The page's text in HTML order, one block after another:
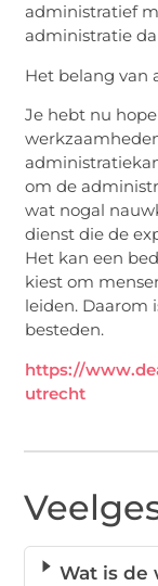
administratief
administratie
Het belang van
Je hebt nu
om de
wat nogal
dienst die de
Het kan een
kiest om
leiden. Daarom
besteden.
https://
utrecht
Wat is de